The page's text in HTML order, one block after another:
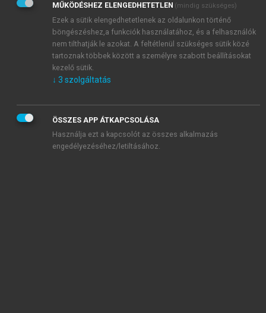
Adatkezelési tájékoztatóbanfoglaltakat tudomásul
veszem és elfogadom.
Általános vásárlási feltételeket, valamint a szotar.netés a
mersz.huoldalak licencszerződéseiben foglaltakat
tudomásul veszem és elfogadom.
KIPRÓBÁLOM
MŰKÖDÉSHEZ ELENGEDHETETLEN (mindig szükséges)
Ezek a sütik elengedhetetlenek az oldalunkon történő
böngészéshez,a funkciók használatához, és a felhasználók
nem tilthatják le azokat. A feltétlenül szükséges sütik közé
tartoznak többek között a személyre szabott beállításokat
kezelő sütik.
↓ 3 szolgáltatás
ÖSSZES APP ÁTKAPCSOLÁSA
Használja ezt a kapcsolót az összes alkalmazás
engedélyezéséhez/letiltásához.